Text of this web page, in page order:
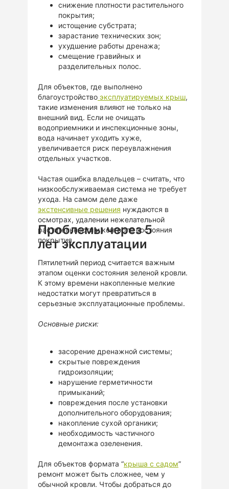
снижение плотности растительного
покрытия;
истощение субстрата;
зарастание технических зон;
ухудшение работы дренажа;
смещение гравийных и
разделительных полос.
Для объектов, где выполнено
благоустройство эксплуатируемых крыш,
такие изменения влияют не только на
внешний вид. Если не очищать
водоприемники и инспекционные зоны,
вода начинает уходить хуже,
увеличивается риск переувлажнения
отдельных участков.
Частая ошибка владельцев – считать, что
низкообслуживаемая система не требует
ухода. На самом деле даже
экстенсивные решения нуждаются в
осмотрах, удалении нежелательной
растительности и контроле состояния
покрытия.
Проблемы через 5
лет эксплуатации
Пятилетний период считается важным
этапом оценки состояния зеленой кровли.
К этому времени накопленные мелкие
недостатки могут превратиться в
серьезные эксплуатационные проблемы.
Основные риски:
засорение дренажной системы;
скрытые повреждения
гидроизоляции;
нарушение герметичности
примыканий;
повреждения после установки
дополнительного оборудования;
накопление сухой органики;
необходимость частичного
демонтажа озеленения.
Для объектов формата “крыша с садом”
ремонт может быть сложнее, чем у
обычной кровли. Чтобы добраться до